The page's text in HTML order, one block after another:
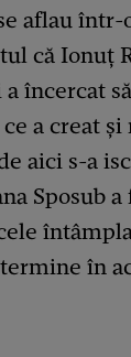
aflau într-
că Ionuț
a încercat
a creat
aici s-a
Sposub
în